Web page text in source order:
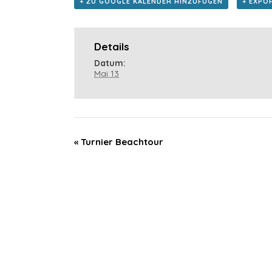
Details
Datum:
Mai 13
« Turnier Beachtour